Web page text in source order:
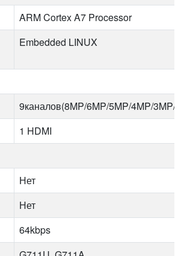
ARM Cortex A7 Processor
Embedded LINUX
9каналов(8MP/6MP/5MP/4MP/3MP/
1 HDMI
Нет
Нет
64kbps